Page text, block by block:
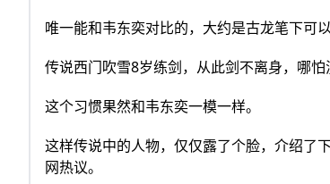
唯一能和韦东奕对比的，大约是古龙笔下可
传说西门吹雪8岁练剑，从此剑不离身，哪
这个习惯果然和韦东奕一模一样。
这样传说中的人物，仅仅露了个脸，介绍了
网热议。